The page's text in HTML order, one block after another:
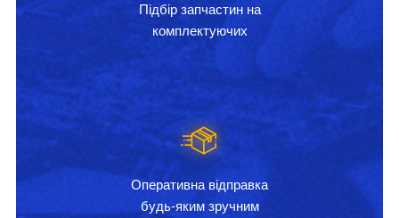
Підбір запчастин на
комплектуючих
Оперативна відправка
будь-яким зручним